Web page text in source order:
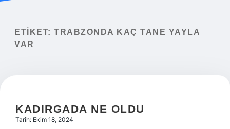
Yasal Uyarı
ETIKET: TRABZONDA KAÇ TANE YAYLA
VAR
KADIRGADA NE OLDU
Tarih: Ekim 18, 2024